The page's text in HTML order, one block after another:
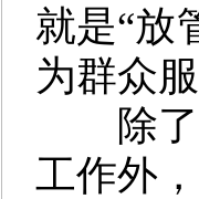
就是“放
为群众
除
工作外